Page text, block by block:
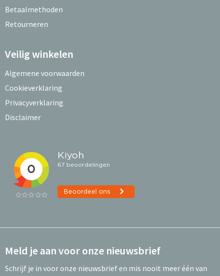
Betaalmethoden
Retourneren
Veilig winkelen
Algemene voorwaarden
Cookieverklaring
Privacyverklaring
Disclaimer
Meld je aan voor onze nieuwsbrief
Schrijf je in voor onze nieuwsbrief en mis nooit meer één van